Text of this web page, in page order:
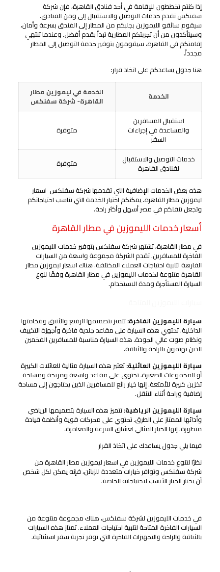
إذا كنتم تخططون للإقامة في أحد فنادق القاهرة، فإن شركة
سفنكس تقدم خدمات التوصيل والاستقبال إلى ومن الفنادق.
سيقوم سائقو الليموزين بجلبكم من المطار إلى الفندق بسرعة وأمان،
وسيتأكدون من أن تجربتكم المطارية تبدأ بقدم أفضل. وعندما تنتهي
إقامتكم في القاهرة، سيقومون بتوفير خدمة التوصيل إلى المطار
مجدداً.
هنا جدول يساعدكم على اتخاذ قرار:
الخدمة الخدمة في ليموزين مطار
القاهرة- شركة سفنكس
استقبال المسافرين
والمساعدة في إجراءات
السفر
متوفرة
خدمات التوصيل والاستقبال
لفنادق القاهرة متوفرة
هذه بعض الخدمات الإضافية التي تقدمها شركة سفنكس اسعار
ليموزين مطار القاهرة. يمكنكم اختيار الخدمة التي تناسب احتياجاتكم
وتجعل تنقلكم في مصر أسهل وأكثر راحة.
أسعار خدمات الليموزين في مطار القاهرة
في مطار القاهرة، تشتهر شركة سفنكس بتوفير خدمات الليموزين
الفاخرة للمسافرين. تقدم الشركة مجموعة واسعة من السيارات
الفارهة لتلبية احتياجات العملاء المختلفة. هناك اسعار ليموزين مطار
القاهرة متنوعة لخدمات الليموزين في مطار القاهرة وفقًا لنوع
السيارة المستأجرة ومدة الاستخدام.
سيارة الليموزين الفاخرة:تتميز بتصميمها الرفيع والأنيق وفخامتها
الداخلية. تحتوي هذه السيارة على مقاعد جلدية فاخرة وأجهزة التكييف
ونظام صوت عالي الجودة. هذه السيارة مناسبة للمسافرين الفخمين
الذين يهتمون بالراحة والأناقة.
سيارة الليموزين العائلية:تعتبر هذه السيارة مثالية للعائلات الكبيرة
أو المجموعات الصغيرة. تحتوي على مقاعد واسعة ومريحة ومساحة
تخزين كبيرة للأمتعة. إنها خيار رائع للمسافرين الذين يحتاجون إلى مساحة
إضافية وراحة أثناء التنقل.
سيارة الليموزين الرياضية:تتميز هذه السيارة بتصميمها الرياضي
وأدائها الممتاز على الطرق. تحتوي على محركات قوية وأنظمة قيادة
متطورة. إنها الخيار المثالي لعشاق السرعة والمغامرة.
فيما يلي جدول يساعدك على اتخاذ القرار
نظرًا لتنوع خدمات الليموزين في اسعار ليموزين مطار القاهرة من
شركة سفنكس وتوافر خيارات متعددة للزبائن، فإنه يمكن لكل شخص
أن يختار الخيار الأنسب لاحتياجاته الخاصة.
في خدمات الليموزين لشركة سفنكس، هناك مجموعة متنوعة من
السيارات الفاخرة المتاحة لتلبية احتياجات العملاء. تمتاز هذه السيارات
بالأناقة والراحة والتجهيزات الفاخرة التي توفر تجربة سفر استثنائية.